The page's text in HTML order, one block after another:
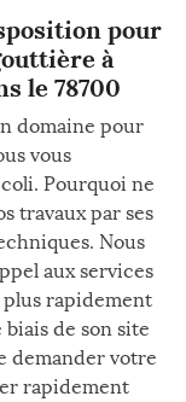
pour
à
le 78700
domaine pour
vous
Pourquoi ne
travaux par ses
Nous
aux services
rapidement
de son site
demander votre
rapidement